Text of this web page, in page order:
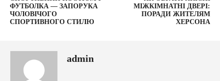
ФУТБОЛКА — ЗАПОРУКА
ЧОЛОВІЧОГО
СПОРТИВНОГО СТИЛЮ
МІЖКІМНАТНІ ДВЕРІ:
ПОРАДИ ЖИТЕЛЯМ
ХЕРСОНА
admin